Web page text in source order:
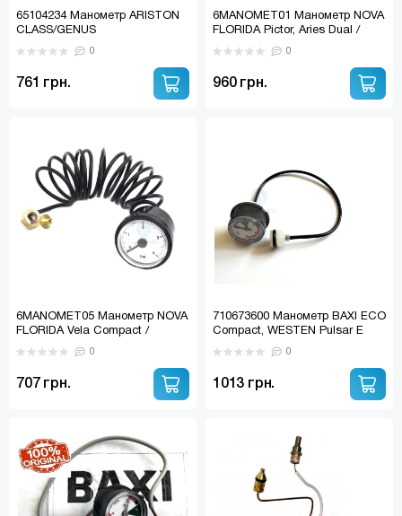
65104234 Манометр ARISTON
CLASS/GENUS
0
761 грн.
6MANOMET01 Манометр NOVA
FLORIDA Pictor, Aries Dual /
FONDITAL Tahiti, Flores Dual
(6MANOMET19)
0
960 грн.
6MANOMET05 Манометр NOVA
FLORIDA Vela Compact /
FONDITAL Panarea Compact,
Victoria Compact
0
707 грн.
710673600 Манометр BAXI ECO
Compact, WESTEN Pulsar E
0
1013 грн.